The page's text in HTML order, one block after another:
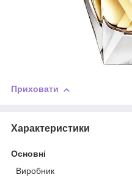
Приховати
Характеристики
Основні
Виробник